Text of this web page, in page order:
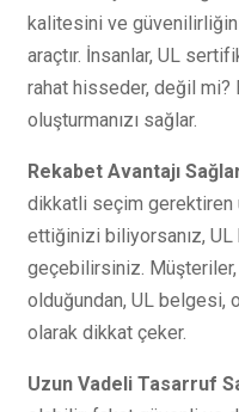
kalitesini ve
araçtır. İnsanlar, UL
rahat hisseder, değil mi?
oluşturmanızı sağlar.
Rekabet Avantajı
dikkatli seçim gerektiren
ettiğinizi biliyorsanız,
geçebilirsiniz. Müşteriler,
olduğundan, UL belgesi,
olarak dikkat çeker.
Uzun Vadeli Tasarruf